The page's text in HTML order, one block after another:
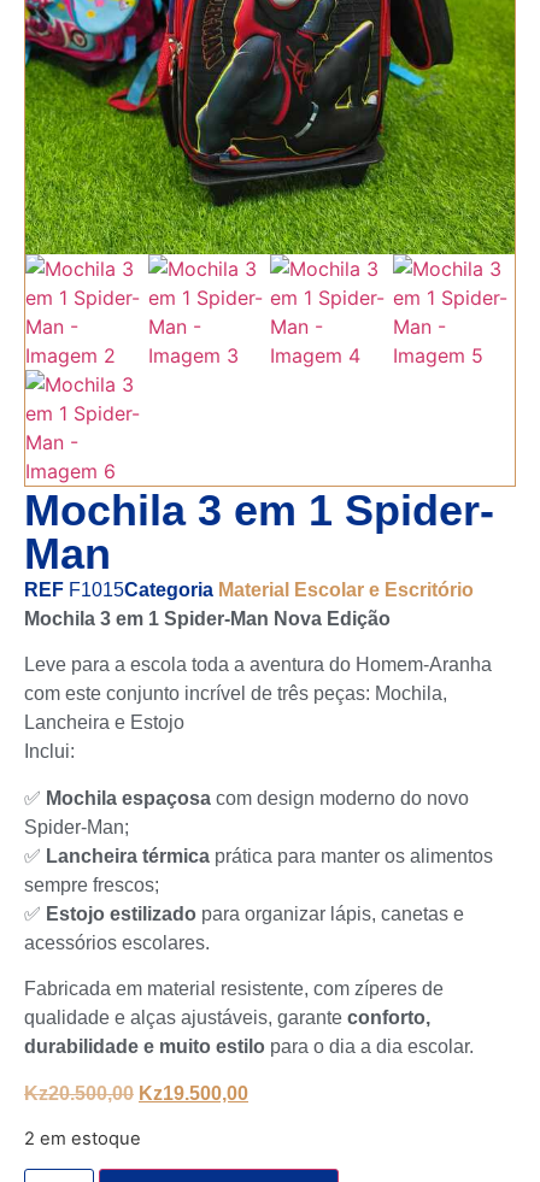
Mochila 3 em 1 Spider-
Man
REF F1015Categoria Material Escolar e Escritório
Mochila 3 em 1 Spider-Man Nova Edição
Leve para a escola toda a aventura do Homem-Aranha
com este conjunto incrível de três peças: Mochila,
Lancheira e Estojo
Inclui:
✅ Mochila espaçosa com design moderno do novo
Spider-Man;
✅ Lancheira térmica prática para manter os alimentos
sempre frescos;
✅ Estojo estilizado para organizar lápis, canetas e
acessórios escolares.
Fabricada em material resistente, com zíperes de
qualidade e alças ajustáveis, garante conforto,
durabilidade e muito estilo para o dia a dia escolar.
Kz20.500,00 Kz19.500,00
2 em estoque